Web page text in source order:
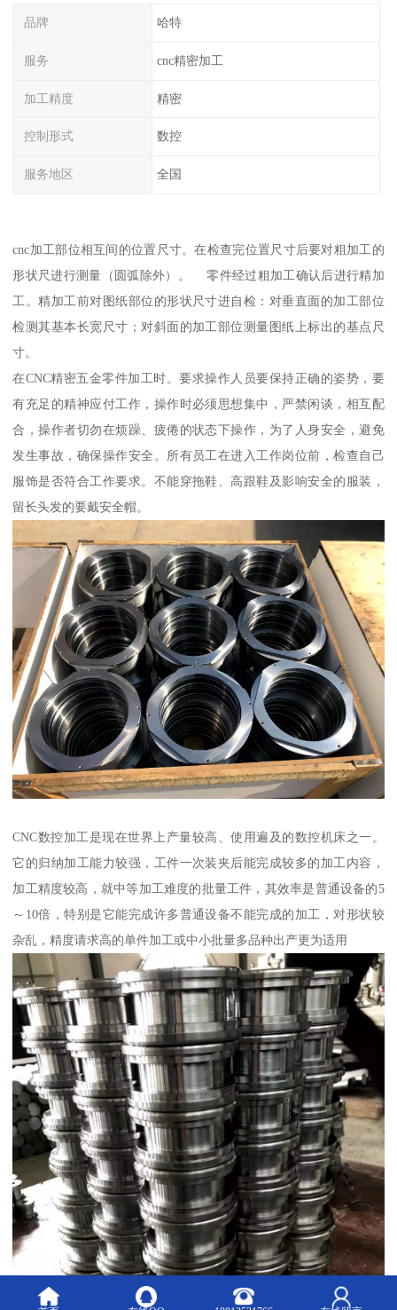
品牌 哈特
服务 cnc精密加工
加工精度 精密
控制形式 数控
服务地区 全国
cnc加工部位相互间的位置尺寸。在检查完位置尺寸后要对粗加工的
形状尺进行测量（圆弧除外）。 零件经过粗加工确认后进行精加
工。精加工前对图纸部位的形状尺寸进自检：对垂直面的加工部位
检测其基本长宽尺寸；对斜面的加工部位测量图纸上标出的基点尺
寸。
在CNC精密五金零件加工时。要求操作人员要保持正确的姿势，要
有充足的精神应付工作，操作时必须思想集中，严禁闲谈，相互配
合，操作者切勿在烦躁、疲倦的状态下操作，为了人身安全，避免
发生事故，确保操作安全。所有员工在进入工作岗位前，检查自己
服饰是否符合工作要求。不能穿拖鞋、高跟鞋及影响安全的服装，
留长头发的要戴安全帽。
CNC数控加工是现在世界上产量较高、使用遍及的数控机床之一。
它的归纳加工能力较强，工件一次装夹后能完成较多的加工内容，
加工精度较高，就中等加工难度的批量工件，其效率是普通设备的5
～10倍，特别是它能完成许多普通设备不能完成的加工，对形状较
杂乱，精度请求高的单件加工或中小批量多品种出产更为适用